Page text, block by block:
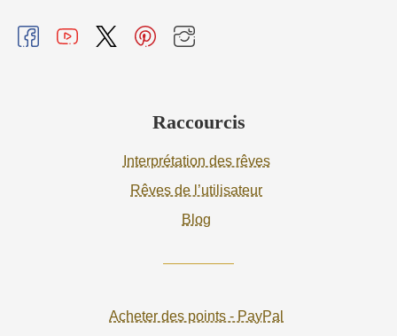
Raccourcis
Interprétation des rêves
Rêves de l’utilisateur
Blog
Acheter des points - PayPal